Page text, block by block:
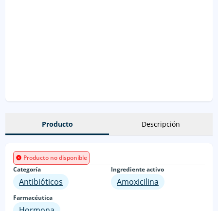
Producto Descripción
Producto no disponible
Categoría
Antibióticos
Ingrediente activo
Amoxicilina
Farmacéutica